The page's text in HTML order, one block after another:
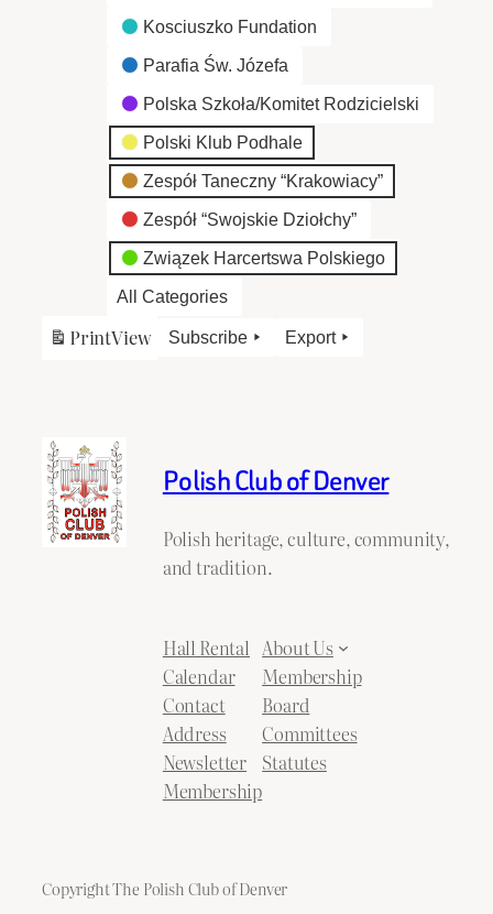
Kosciuszko Fundation
Parafia Św. Józefa
Polska Szkoła/Komitet Rodzicielski
Polski Klub Podhale
Zespół Taneczny “Krakowiacy”
Zespół “Swojskie Dziołchy”
Związek Harcertswa Polskiego
All Categories
PrintView Subscribe Export
Polish Club of Denver
Polish heritage, culture, community,
and tradition.
Hall Rental
Calendar
Contact
Address
Newsletter
Membership
About Us
Membership
Board
Committees
Statutes
Copyright The Polish Club of Denver